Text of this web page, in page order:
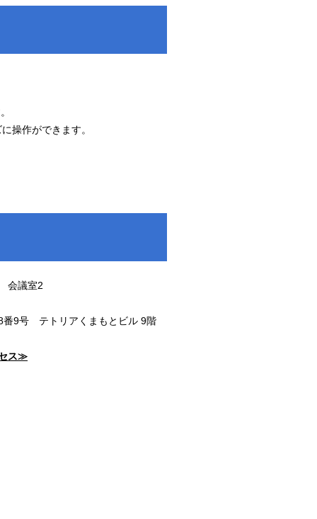
操作ができます。
会議室2
番9号 テトリアくまもとビル 9階
ス≫